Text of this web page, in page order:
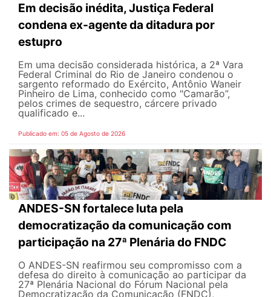
Em decisão inédita, Justiça Federal
condena ex-agente da ditadura por
estupro
Em uma decisão considerada histórica, a 2ª Vara
Federal Criminal do Rio de Janeiro condenou o
sargento reformado do Exército, Antônio Waneir
Pinheiro de Lima, conhecido como "Camarão”,
pelos crimes de sequestro, cárcere privado
qualificado e...
Publicado em: 05 de Agosto de 2026
ANDES-SN fortalece luta pela
democratização da comunicação com
participação na 27ª Plenária do FNDC
O ANDES-SN reafirmou seu compromisso com a
defesa do direito à comunicação ao participar da
27ª Plenária Nacional do Fórum Nacional pela
Democratização da Comunicação (FNDC),